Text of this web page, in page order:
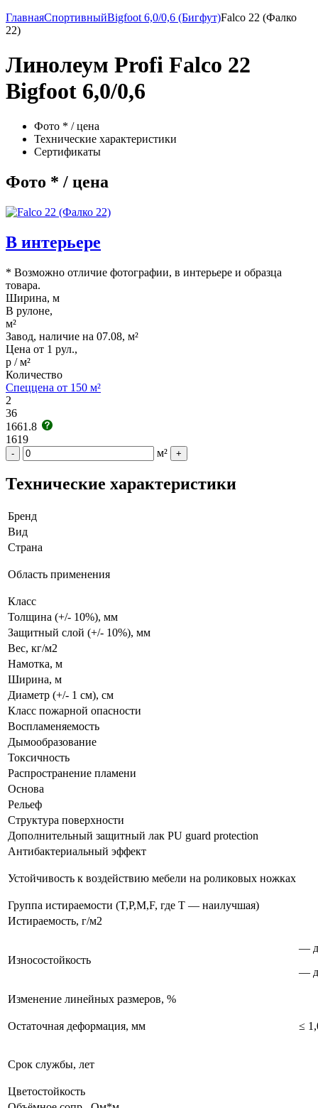
ГлавнаяСпортивныйBigfoot 6,0/0,6 (Бигфут)Falco 22 (Фалко
22)
Линолеум Profi Falco 22
Bigfoot 6,0/0,6
Фото * / цена
Технические характеристики
Сертификаты
Фото * / цена
В интерьере
* Возможно отличие фотографии, в интерьере и образца
товара.
Ширина, м
В рулоне,
м²
Завод, наличие на 07.08, м²
Цена от 1 рул.,
р / м²
Количество
Спеццена от 150 м²
2
36
1661.8
1619
- м² +
Технические характеристики
Бренд
Вид
Страна
Область применения
Класс
Толщина (+/- 10%), мм
Защитный слой (+/- 10%), мм
Вес, кг/м2
Намотка, м
Ширина, м
Диаметр (+/- 1 см), см
Класс пожарной опасности
Воспламеняемость
Дымообразование
Токсичность
Распространение пламени
Основа
Рельеф
Структура поверхности
Дополнительный защитный лак PU guard protection
Антибактериальный эффект
Устойчивость к воздействию мебели на роликовых ножках
Группа истираемости (T,P,M,F, где T — наилучшая)
Истираемость, г/м2
Износостойкость
—
—
Изменение линейных размеров, %
Остаточная деформация, мм ≤
Срок службы, лет
Цветостойкость